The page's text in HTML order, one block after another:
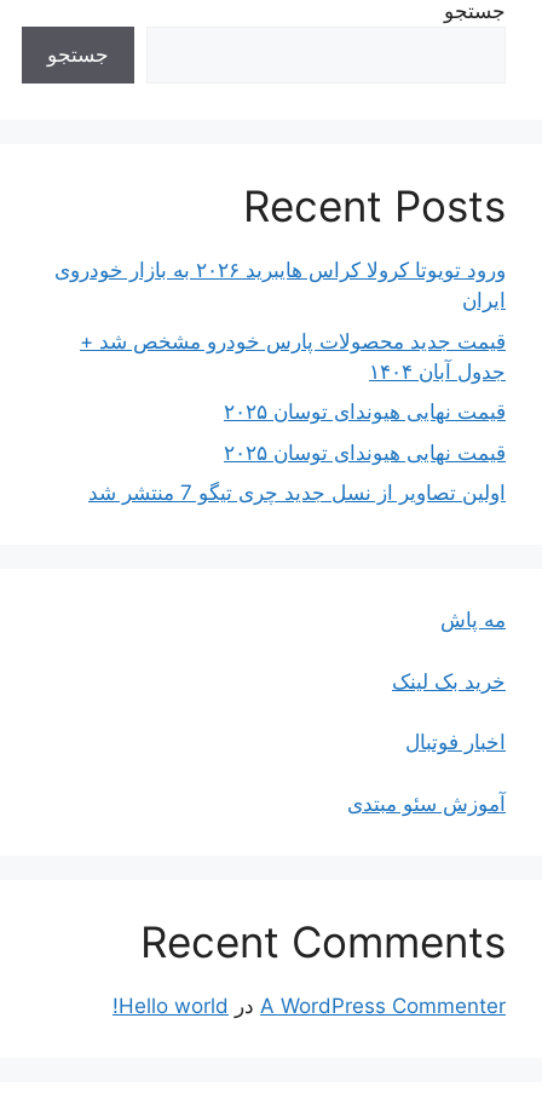
جستجو
جستجو
Recent Posts
ورود تویوتا کرولا کراس هایبرید ۲۰۲۶ به بازار خودروی
ایران
قیمت جدید محصولات پارس خودرو مشخص شد +
جدول آبان ۱۴۰۴
قیمت نهایی هیوندای توسان ۲۰۲۵
قیمت نهایی هیوندای توسان ۲۰۲۵
اولین تصاویر از نسل جدید چری تیگو 7 منتشر شد
مه پاش
خرید بک لینک
اخبار فوتبال
آموزش سئو مبتدی
Recent Comments
A WordPress Commenter در Hello world!